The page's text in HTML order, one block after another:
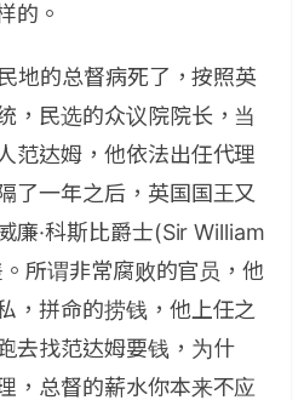
的。
地的总督病死了，按照英
，民选的众议院院长，当
范达姆，他依法出任代理
了一年之后，英国国王又
廉·科斯比爵士(Sir William
所谓非常腐败的官员，他
，拼命的捞钱，他上任之
去找范达姆要钱，为什
，总督的薪水你本来不应